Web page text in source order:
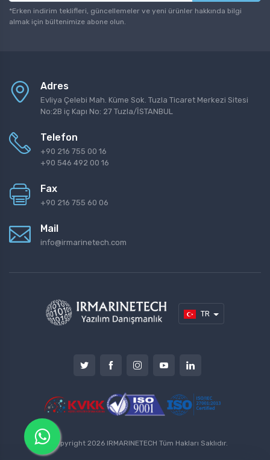
*Erken indirim teklifleri, güncellemeler ve yeni ürünler hakkında bilgi
almak için bültenimize abone olun.
Adres
Evliya Çelebi Mah. Küme Sok. Tuzla Ticaret Merkezi Sitesi
No:2B iç Kapı No: 27 Tuzla/İSTANBUL
Telefon
+90 216 755 00 16
+90 546 492 00 16
Fax
+90 216 755 60 06
Mail
info@irmarinetech.com
TR
© Copyright 2026 IRMARINETECH Tüm Hakları Saklıdır.